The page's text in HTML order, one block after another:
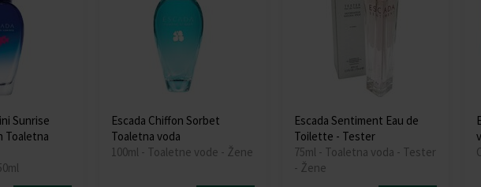
Sunrise
Toaletna
Escada Chiffon Sorbet
Toaletna voda
100ml - Toaletne vode - Žene
Escada Sentiment Eau de
Toilette - Tester
75ml - Toaletna voda - Tester
- Žene